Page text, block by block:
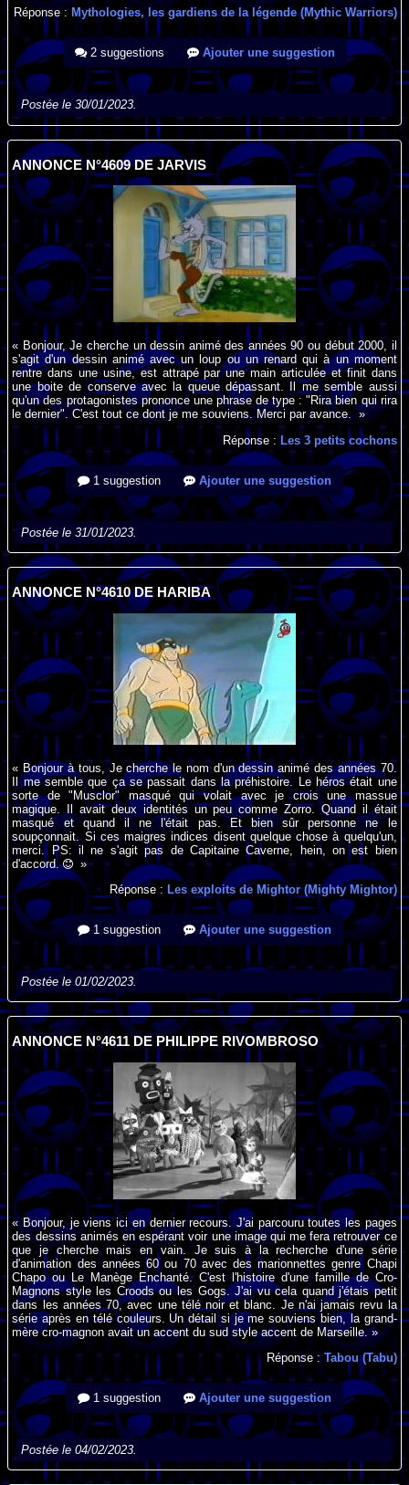
Réponse : Mythologies, les gardiens de la légende (Mythic Warriors)
2 suggestions Ajouter une suggestion
Postée le 30/01/2023.
ANNONCE N°4609 DE JARVIS
« Bonjour, Je cherche un dessin animé des années 90 ou début 2000, il
s'agit d'un dessin animé avec un loup ou un renard qui à un moment
rentre dans une usine, est attrapé par une main articulée et finit dans
une boite de conserve avec la queue dépassant. Il me semble aussi
qu'un des protagonistes prononce une phrase de type : "Rira bien qui rira
le dernier". C'est tout ce dont je me souviens. Merci par avance. »
Réponse : Les 3 petits cochons
1 suggestion Ajouter une suggestion
Postée le 31/01/2023.
ANNONCE N°4610 DE HARIBA
« Bonjour à tous, Je cherche le nom d'un dessin animé des années 70.
Il me semble que ça se passait dans la préhistoire. Le héros était une
sorte de "Musclor" masqué qui volait avec je crois une massue
magique. Il avait deux identités un peu comme Zorro. Quand il était
masqué et quand il ne l'était pas. Et bien sûr personne ne le
soupçonnait. Si ces maigres indices disent quelque chose à quelqu'un,
merci. PS: il ne s'agit pas de Capitaine Caverne, hein, on est bien
d'accord.
»
Réponse : Les exploits de Mightor (Mighty Mightor)
1 suggestion Ajouter une suggestion
Postée le 01/02/2023.
ANNONCE N°4611 DE PHILIPPE RIVOMBROSO
« Bonjour, je viens ici en dernier recours. J'ai parcouru toutes les pages
des dessins animés en espérant voir une image qui me fera retrouver ce
que je cherche mais en vain. Je suis à la recherche d'une série
d'animation des années 60 ou 70 avec des marionnettes genre Chapi
Chapo ou Le Manège Enchanté. C'est l'histoire d'une famille de Cro-
Magnons style les Croods ou les Gogs. J'ai vu cela quand j'étais petit
dans les années 70, avec une télé noir et blanc. Je n'ai jamais revu la
série après en télé couleurs. Un détail si je me souviens bien, la grand-
mère cro-magnon avait un accent du sud style accent de Marseille. »
Réponse :Tabou (Tabu)
1 suggestion Ajouter une suggestion
Postée le 04/02/2023.